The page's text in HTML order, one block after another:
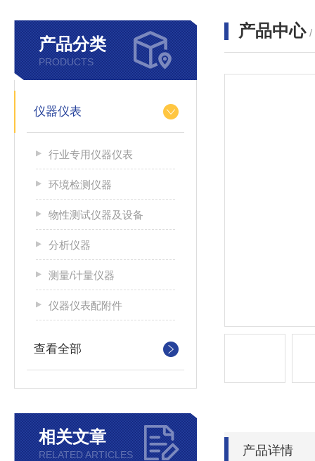
产品分类
PRODUCTS
仪器仪表
行业专用仪器仪表
环境检测仪器
物性测试仪器及设备
分析仪器
测量/计量仪器
仪器仪表配附件
查看全部
相关文章
RELATED ARTICLES
产品中心 /
产品详情